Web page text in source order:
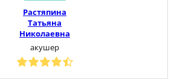
Растяпина
Татьяна
Николаевна
акушер